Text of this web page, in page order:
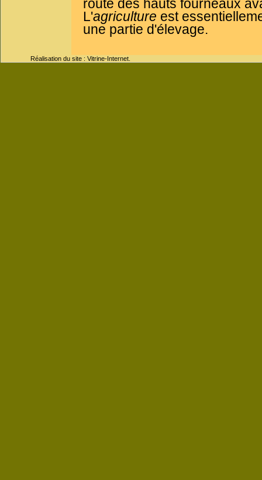
route des hauts fourneaux
L'agriculture est
une partie d'élevage.
Réalisation du site : Vitrine-Internet.